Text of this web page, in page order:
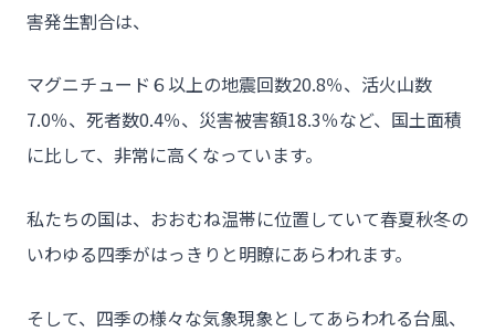
害発生割合は、
マグニチュード６以上の地震回数20.8％、活火山数
7.0％、死者数0.4％、災害被害額18.3％など、国土面積
に比して、非常に高くなっています。
私たちの国は、おおむね温帯に位置していて春夏秋冬の
いわゆる四季がはっきりと明瞭にあらわれます。
そして、四季の様々な気象現象としてあらわれる台風、